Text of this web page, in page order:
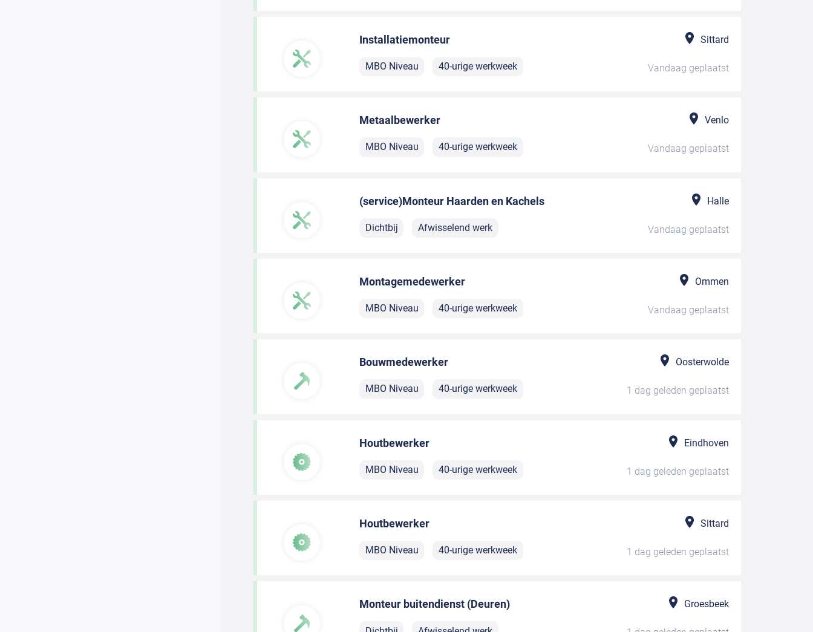
Installatiemonteur Sittard
MBO Niveau 40-urige werkweek Vandaag geplaatst
Metaalbewerker Venlo
MBO Niveau 40-urige werkweek Vandaag geplaatst
(service)Monteur Haarden en Kachels Halle
Dichtbij Afwisselend werk Vandaag geplaatst
Montagemedewerker Ommen
MBO Niveau 40-urige werkweek Vandaag geplaatst
Bouwmedewerker Oosterwolde
MBO Niveau 40-urige werkweek 1 dag geleden geplaatst
Houtbewerker Eindhoven
MBO Niveau 40-urige werkweek 1 dag geleden geplaatst
Houtbewerker Sittard
MBO Niveau 40-urige werkweek 1 dag geleden geplaatst
Monteur buitendienst (Deuren) Groesbeek